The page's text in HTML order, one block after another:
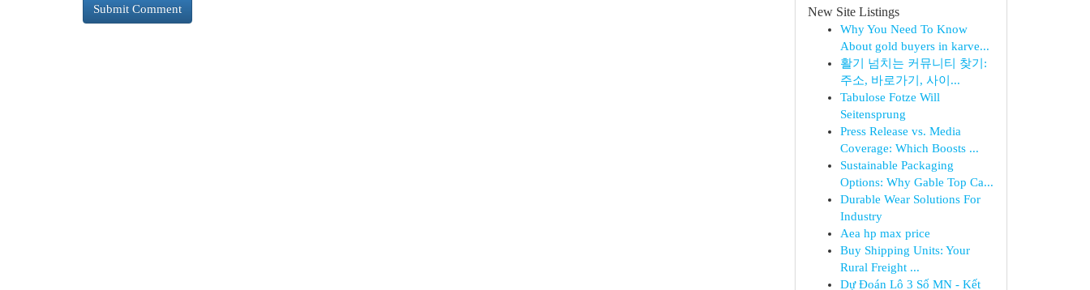
New Site Listings
Why You Need To Know
About gold buyers in karve...
활기 넘치는 커뮤니티 찾기:
주소, 바로가기, 사이...
Tabulose Fotze Will
Seitensprung
Press Release vs. Media
Coverage: Which Boosts ...
Sustainable Packaging
Options: Why Gable Top Ca...
Durable Wear Solutions For
Industry
Aea hp max price
Buy Shipping Units: Your
Rural Freight ...
Dự Đoán Lô 3 Số MN - Kết